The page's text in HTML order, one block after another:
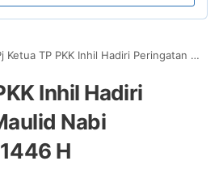
Ketua TP PKK Inhil Hadiri Peringatan Maulid Nabi Muhammad 1446 H
Inhil Hadiri
Nabi
H